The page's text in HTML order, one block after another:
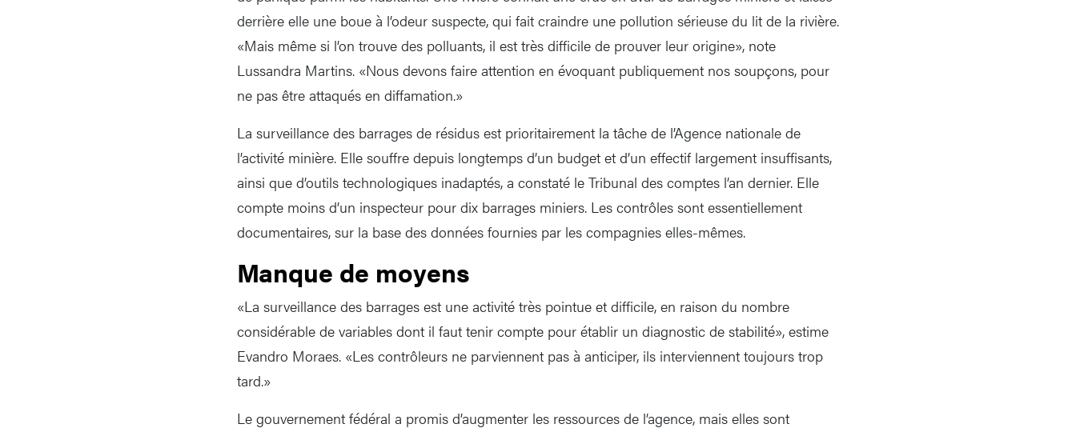
derrière elle une boue à l’odeur suspecte, qui fait craindre une pollution sérieuse du lit de la rivière.
«Mais même si l’on trouve des polluants, il est très difficile de prouver leur origine», note
Lussandra Martins. «Nous devons faire attention en évoquant publiquement nos soupçons, pour
ne pas être attaqués en diffamation.»
La surveillance des barrages de résidus est prioritairement la tâche de l’Agence nationale de
l’activité minière. Elle souffre depuis longtemps d’un budget et d’un effectif largement insuffisants,
ainsi que d’outils technologiques inadaptés, a constaté le Tribunal des comptes l’an dernier. Elle
compte moins d’un inspecteur pour dix barrages miniers. Les contrôles sont essentiellement
documentaires, sur la base des données fournies par les compagnies elles-mêmes.
Manque de moyens
«La surveillance des barrages est une activité très pointue et difficile, en raison du nombre
considérable de variables dont il faut tenir compte pour établir un diagnostic de stabilité», estime
Evandro Moraes. «Les contrôleurs ne parviennent pas à anticiper, ils interviennent toujours trop
tard.»
Le gouvernement fédéral a promis d’augmenter les ressources de l’agence, mais elles sont